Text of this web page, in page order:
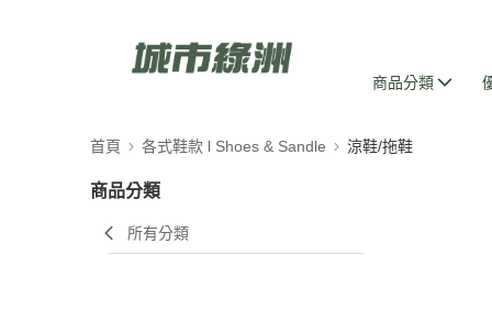
商品分類
首頁 各式鞋款 l Shoes & Sandle 涼鞋/拖鞋
商品分類
所有分類